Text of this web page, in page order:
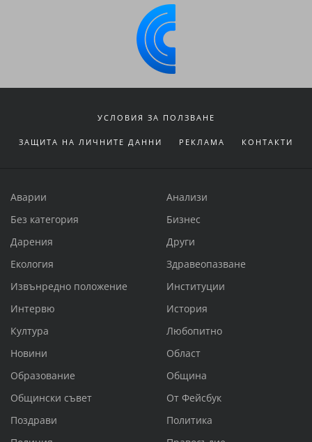
УСЛОВИЯ ЗА ПОЛЗВАНЕ
ЗАЩИТА НА ЛИЧНИТЕ ДАННИ РЕКЛАМА КОНТАКТИ
Аварии
Анализи
Без категория
Бизнес
Дарения
Други
Екология
Здравеопазване
Извънредно положение
Институции
Интервю
История
Култура
Любопитно
Новини
Област
Образование
Община
Общински съвет
От Фейсбук
Поздрави
Политика